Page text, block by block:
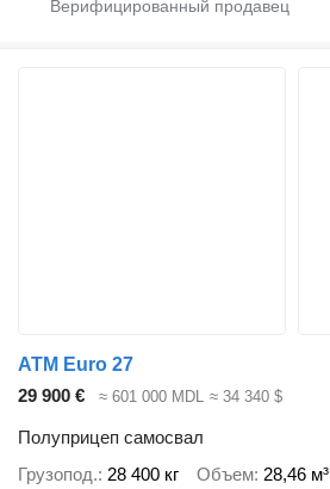
ATM Euro 27
29 900 €
≈ 601 000 MDL ≈ 34 340 $
Полуприцеп самосвал
Грузопод. 28 400 кг Объем 28,46 м³